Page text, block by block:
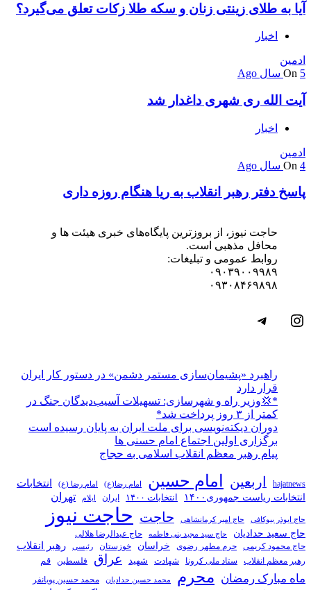
آیا به طلای زینتی زنان و سکه طلا زکات تعلق می‌گیرد؟
اخبار
ادمین
On 5 سال Ago
آیت الله ری شهری داغدار شد
اخبار
ادمین
On 4 سال Ago
پاسخ دفتر رهبر انقلاب به ریا هنگام روزه داری
حاجت نیوز، از بروزترین پایگاه‌های خبری هیئت ها و
محافل مذهبی است.
روابط عمومی و تبلیغات:
۰۹۰۳۹۰۰۹۹۸۹
۰۹۳۰۸۴۶۹۸۹۸
اینستاگرم
تلگرام
راهبرد «پشیمان‌سازی مستمر دشمن» در دستور کار ایران
قرار دارد
*💢وزیر راه و شهرسازی: تسهیلات آسیب‌دیدگان جنگ در
کمتر از ۳ روز پرداخت شد*
دوران دیکته‌نویسی برای ملت ایران به پایان رسیده است
برگزاری اولین اجتماع امام حسنی ها
پیام رهبر معظم انقلاب اسلامی به حجاج
hajatnews اربعین امام حسین امام رضا(ع) امام رضا (ع) انتخابات
انتخابات ریاست جمهوری۱۴۰۰ انتخابات ۱۴۰۰ ایران ایلام تهران
حاج ابوذر بیوکافی حاج امیر کرمانشاهی حاجت حاجت نیوز
حاج سعید حدادیان حاج سید مجید بنی فاطمه
حاج عبدالرضا هلالی
حاج محمود کریمی
حرم مطهر رضوی خراسان خوزستان رئیسی رهبر انقلاب
رهبر معظم انقلاب ستاد ملی کرونا شهادت شهید عراق فلسطین قم
ماه مبارک رمضان محرم محمد حسین حدادیان محمد حسین پویانفر